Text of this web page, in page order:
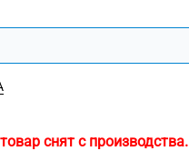
снят с производства.